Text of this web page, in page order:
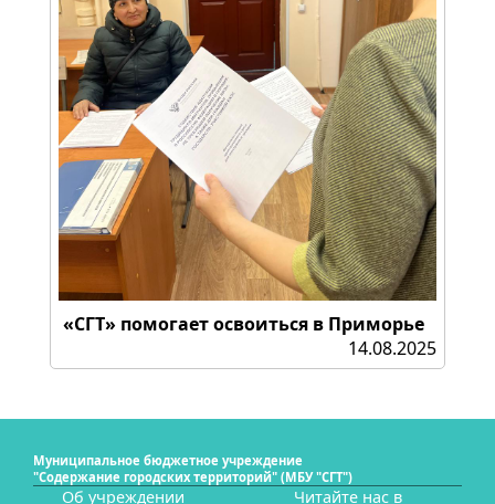
«СГТ» помогает освоиться в Приморье
14.08.2025
Муниципальное бюджетное учреждение
"Содержание городских территорий" (МБУ "СГТ")
Об учреждении Читайте нас в